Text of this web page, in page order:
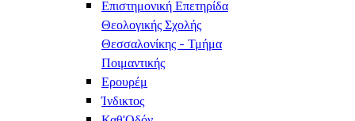
Επιστημονική Επετηρίδα
Θεολογικής Σχολής
Θεσσαλονίκης - Τμήμα
Ποιμαντικής
Ερουρέμ
Ίνδικτος